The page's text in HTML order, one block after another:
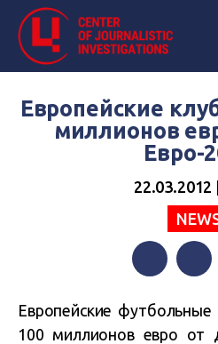
Европейские
миллионов
Евро-
22.03.2012
Европейские
100 миллионов евро от